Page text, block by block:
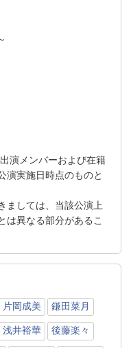
演メンバーおよび在籍
演実施日時点のものと
ましては、当該公演上
は異なる部分があるこ
片岡成美 鎌田菜月
浅井裕華 後藤楽々